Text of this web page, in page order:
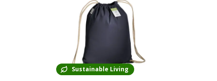
Sustainable Living